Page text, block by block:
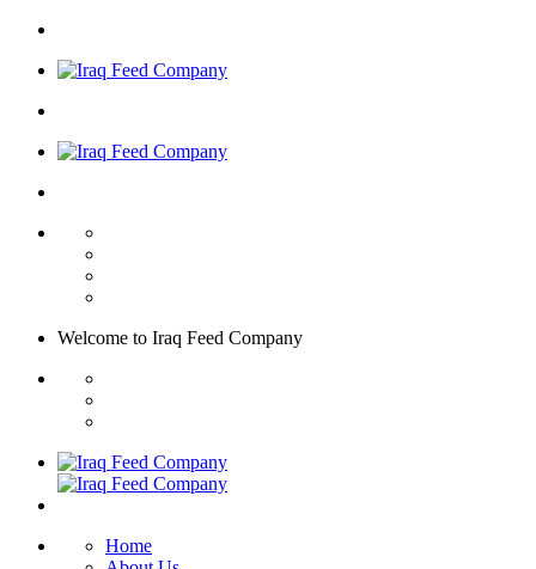
Welcome to Iraq Feed Company
Home